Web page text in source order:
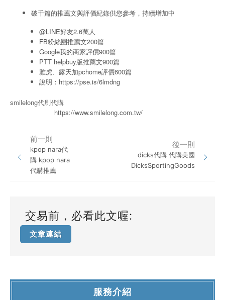
破千篇的推薦文與評價紀錄供您參考，持續增加中
@LINE好友2.6萬人
FB粉絲團推薦文200篇
Google我的商家評價900篇
PTT helpbuy版推薦文900篇
雅虎、露天加pchome評價600篇
說明： https://pse.is/6lmdng
smilelong代刷代購
https://www.smilelong.com.tw/
前一則
kpop nara代
購 kpop nara
代購推薦
後一則
dicks代購 代購美國
DicksSportingGoods
交易前，必看此文喔:
文章連結
服務介紹